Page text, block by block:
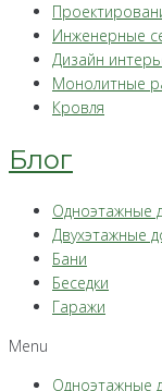
Инженерные
Дизайн
Монолитные
Кровля
Блог
Одноэтажные
Двухэтажные
Бани
Беседки
Гаражи
Menu
Одноэтажные